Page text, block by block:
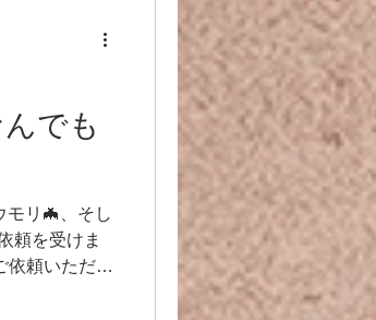
でも
モリ🦇、そし
頼を受けま
依頼いただけ